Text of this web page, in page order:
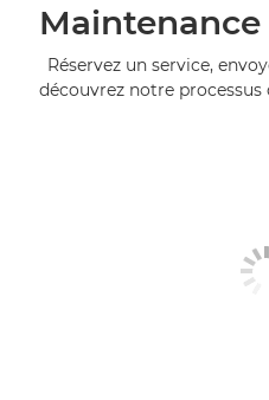
Réservez un service,
découvrez notre